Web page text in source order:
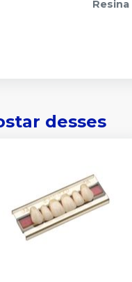
Resina
desses